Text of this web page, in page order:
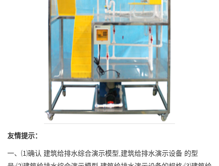
友情提示：
一、⑴确认 建筑给排水综合演示模型,建筑给排水演示设备 的型